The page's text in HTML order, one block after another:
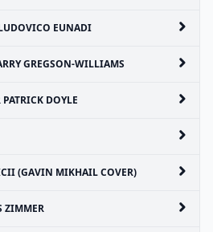
EUNADI
GREGSON-WILLIAMS
DOYLE
(GAVIN MIKHAIL COVER)
ZIMMER